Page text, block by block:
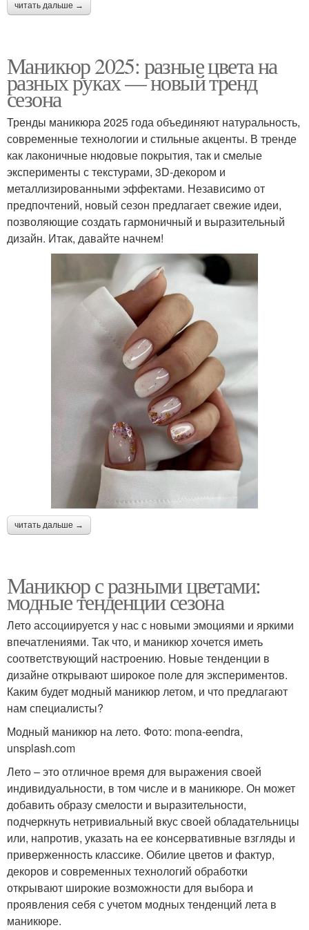
читать дальше →
Маникюр 2025: разные цвета на
разных руках — новый тренд
сезона
Тренды маникюра 2025 года объединяют натуральность,
современные технологии и стильные акценты. В тренде
как лаконичные нюдовые покрытия, так и смелые
эксперименты с текстурами, 3D-декором и
металлизированными эффектами. Независимо от
предпочтений, новый сезон предлагает свежие идеи,
позволяющие создать гармоничный и выразительный
дизайн. Итак, давайте начнем!
читать дальше →
Маникюр с разными цветами:
модные тенденции сезона
Лето ассоциируется у нас с новыми эмоциями и яркими
впечатлениями. Так что, и маникюр хочется иметь
соответствующий настроению. Новые тенденции в
дизайне открывают широкое поле для экспериментов.
Каким будет модный маникюр летом, и что предлагают
нам специалисты?
Модный маникюр на лето. Фото: mona-eendra,
unsplash.com
Лето – это отличное время для выражения своей
индивидуальности, в том числе и в маникюре. Он может
добавить образу смелости и выразительности,
подчеркнуть нетривиальный вкус своей обладательницы
или, напротив, указать на ее консервативные взгляды и
приверженность классике. Обилие цветов и фактур,
декоров и современных технологий обработки
открывают широкие возможности для выбора и
проявления себя с учетом модных тенденций лета в
маникюре.